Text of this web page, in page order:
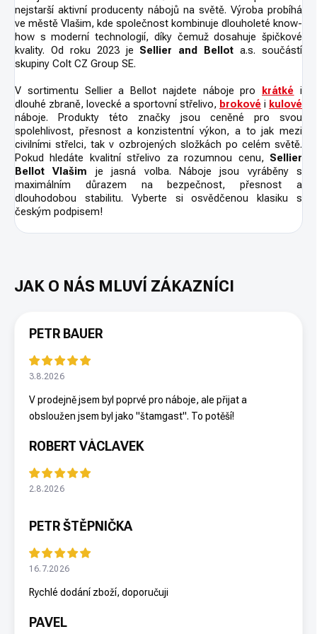
nejstarší aktivní producenty nábojů na světě. Výroba probíhá
ve městě Vlašim, kde společnost kombinuje dlouholeté know-
how s moderní technologií, díky čemuž dosahuje špičkové
kvality. Od roku 2023 je Se llier and Bellot a.s. součástí
skupiny Colt CZ Group SE.
V sortimentu Sellier a Bellot najdete náboje pro krátké i
dlouhé zbraně, lovecké a sportovní střelivo, brokové i kulové
náboje. Produkty této značky jsou ceněné pro svou
spolehlivost, přesnost a konzistentní výkon, a to jak mezi
civilními střelci, tak v ozbrojených složkách po celém světě.
Pokud hledáte kvalitní střelivo za rozumnou cenu, Sellier
Bellot Vlašim je jasná volba. Náboje jsou vyráběny s
maximálním důrazem na bezpečnost, přesnost a
dlouhodobou stabilitu. Vyberte si osvědčenou klasiku s
českým podpisem!
PETR BAUER
3.8.2026
V prodejně jsem byl poprvé pro náboje, ale přijat a
obsloužen jsem byl jako "štamgast". To potěší!
ROBERT VÁCLAVEK
2.8.2026
PETR ŠTĚPNIČKA
16.7.2026
Rychlé dodání zboží, doporučuji
PAVEL